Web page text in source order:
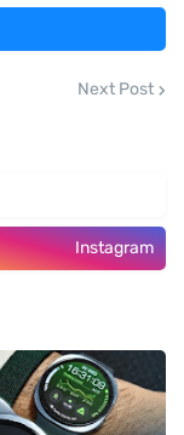
Next Post
Instagram